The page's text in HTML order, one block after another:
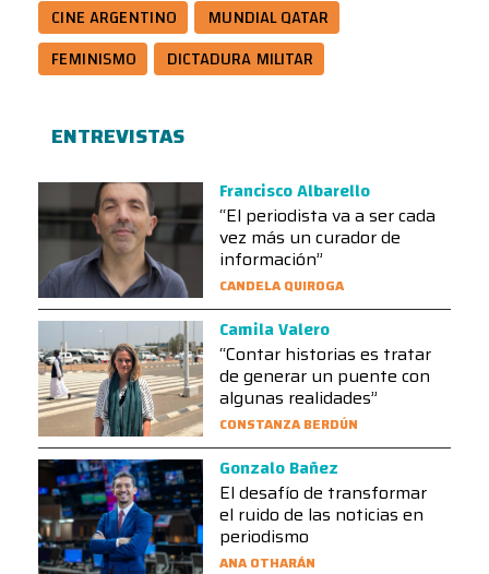
CINE ARGENTINO
MUNDIAL QATAR
FEMINISMO
DICTADURA MILITAR
ENTREVISTAS
Francisco Albarello
“El periodista va a ser cada
vez más un curador de
información”
CANDELA QUIROGA
Camila Valero
“Contar historias es tratar
de generar un puente con
algunas realidades”
CONSTANZA BERDÚN
Gonzalo Bañez
El desafío de transformar
el ruido de las noticias en
periodismo
ANA OTHARÁN